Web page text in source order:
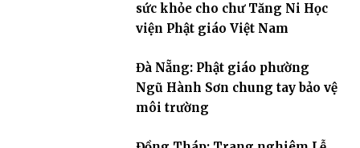
sức khỏe cho chư Tăng Ni Học
viện Phật giáo Việt Nam
Đà Nẵng: Phật giáo phường
Ngũ Hành Sơn chung tay bảo vệ
môi trường